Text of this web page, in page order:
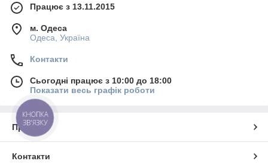
Працює з 13.11.2015
м. Одеса
Одеса, Україна
Контакти
Сьогодні працює з 10:00 до 18:00
Показати весь графік роботи
Про нас
Контакти
КНОПКА
ЗВ'ЯЗКУ